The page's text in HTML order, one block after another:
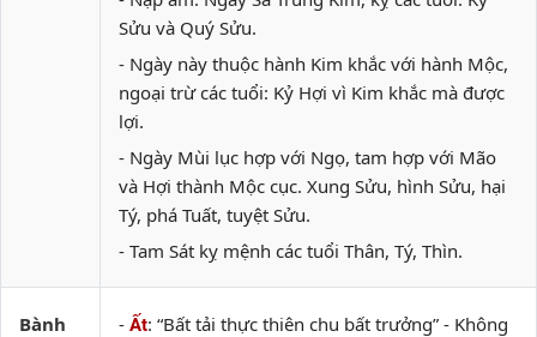
Sửu và Quý Sửu.
- Ngày này thuộc hành Kim khắc với hành Mộc,
ngoại trừ các tuổi: Kỷ Hợi vì Kim khắc mà được
lợi.
- Ngày Mùi lục hợp với Ngọ, tam hợp với Mão
và Hợi thành Mộc cục. Xung Sửu, hình Sửu, hại
Tý, phá Tuất, tuyệt Sửu.
- Tam Sát kỵ mệnh các tuổi Thân, Tý, Thìn.
Bành
- Ất: “Bất tải thực thiên chu bất trưởng” - Không